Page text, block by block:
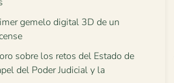
gemelo digital 3D de un
sobre los retos del Estado de
del Poder Judicial y la